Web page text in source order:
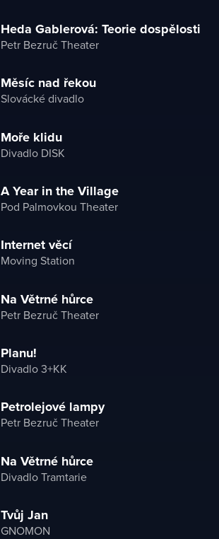
Heda Gablerová: Teorie dospělosti
Petr Bezruč Theater
Měsíc nad řekou
Slovácké divadlo
Moře klidu
Divadlo DISK
A Year in the Village
Pod Palmovkou Theater
Internet věcí
Moving Station
Na Větrné hůrce
Petr Bezruč Theater
Planu!
Divadlo 3+KK
Petrolejové lampy
Petr Bezruč Theater
Na Větrné hůrce
Divadlo Tramtarie
Tvůj Jan
GNOMON